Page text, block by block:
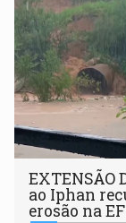
EXTENSÃO
ao Iphan
erosão na